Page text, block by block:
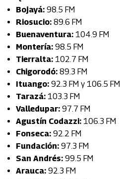
Bojayá: 98.5 FM
Riosucio: 89.6 FM
Buenaventura: 104.9 FM
Montería: 98.5 FM
Tierralta: 102.7 FM
Chigorodó: 89.3 FM
Ituango: 92.3 FM y 106.5 FM
Tarazá: 103.3 FM
Valledupar: 97.7 FM
Agustín Codazzi: 106.3 FM
Fonseca: 92.2 FM
Fundación: 97.3 FM
San Andrés: 99.5 FM
Arauca: 92.3 FM